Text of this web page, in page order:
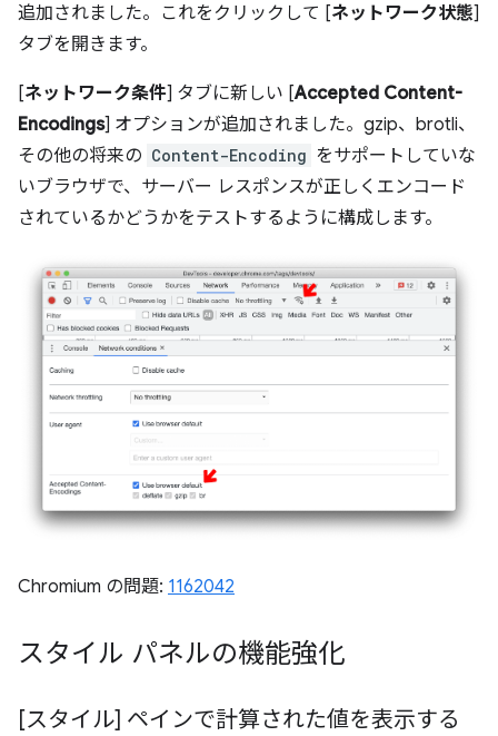
追加されました。これをクリックして [ネットワーク状態]
タブを開きます。
[ネットワーク条件] タブに新しい [Accepted Content-
Encodings] オプションが追加されました。gzip、brotli、
その他の将来の Content-Encoding をサポートしていな
いブラウザで、サーバー レスポンスが正しくエンコード
されているかどうかをテストするように構成します。
Chromium の問題: 1162042
スタイル パネルの機能強化
[スタイル] ペインで計算された値を表示する